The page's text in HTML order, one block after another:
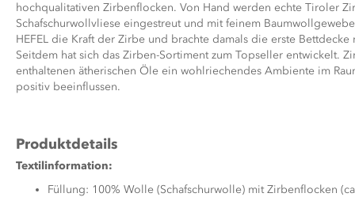
hochqualitativen Zirbenflocken. Von Hand werden echte Tiroler
Schafschurwollvliese eingestreut und mit feinem
HEFEL die Kraft der Zirbe und brachte damals die erste
Seitdem hat sich das Zirben-Sortiment zum Topseller entwickelt.
enthaltenen ätherischen Öle ein wohlriechendes Ambiente im
positiv beeinflussen.
Produktdetails
Textilinformation:
Füllung: 100% Wolle (Schafschurwolle) mit Zirbenflocken